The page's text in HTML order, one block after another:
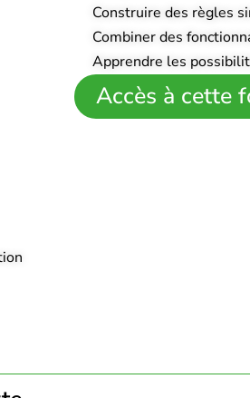
Construire des règles
Combiner des
Apprendre les
Accès à cette